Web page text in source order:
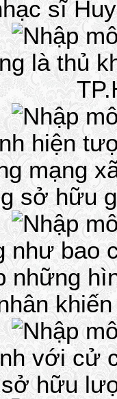
sĩ
là thủ
hiện
mạng
sở hữu
như bao
những
với cử
hữu